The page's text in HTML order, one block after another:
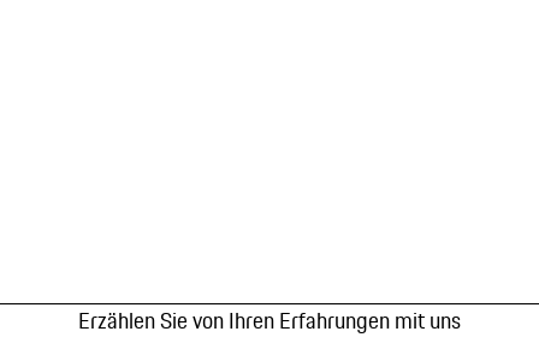
Erzählen Sie von Ihren Erfahrungen mit uns